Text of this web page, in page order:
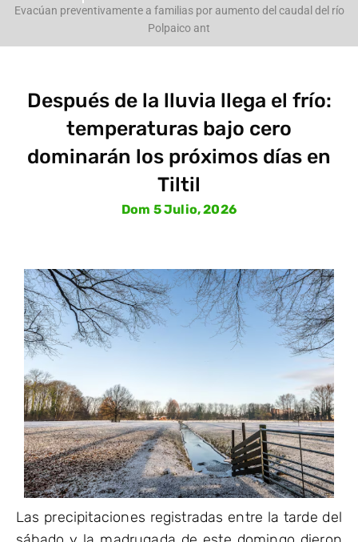
Evacúan preventivamente a familias por aumento del caudal del río
Polpaico ant
Después de la lluvia llega el frío:
temperaturas bajo cero
dominarán los próximos días en
Tiltil
Dom 5 Julio, 2026
Las precipitaciones registradas entre la tarde del